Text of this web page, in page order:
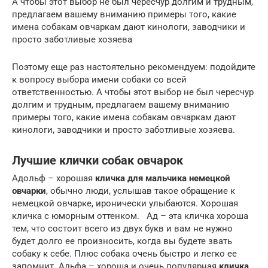
предлагаем вашему вниманию примеры того, какие
имена собакам овчаркам дают кинологи, заводчики и
просто заботливые хозяева
Поэтому еще раз настоятельно рекомендуем: подойдите
к вопросу выбора имени собаки со всей
ответственностью. А чтобы этот выбор не был чересчур
долгим и трудным, предлагаем вашему вниманию
примеры того, какие имена собакам овчаркам дают
кинологи, заводчики и просто заботливые хозяева.
Лучшие клички собак овчарок
Адольф – хорошая кличка для мальчика немецкой
овчарки, обычно люди, услышав такое обращение к
немецкой овчарке, иронически улыбаются. Хорошая
кличка с юморным оттенком. Ад – эта кличка хороша
тем, что состоит всего из двух букв и вам не нужно
будет долго ее произносить, когда вы будете звать
собаку к себе. Плюс собака очень быстро и легко ее